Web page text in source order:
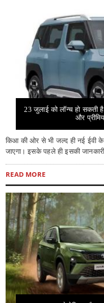
23 जुलाई को लॉन्च हो
और
किआ की ओर से भी जल्द ही नई ईवी
जाएगा। इसके पहले ही इसकी
READ MORE